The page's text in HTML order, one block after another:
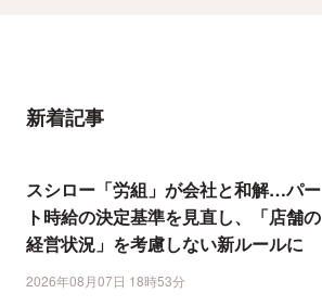
新着記事
スシロー「労組」が会社と和解…パー
ト時給の決定基準を見直し、「店舗の
経営状況」を考慮しない新ルールに
2026年08月07日 18時53分